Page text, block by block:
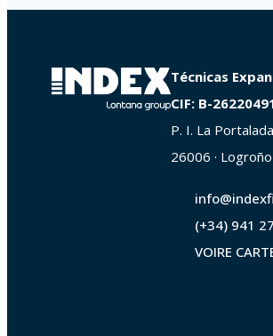
Técnicas
CIF: B-
P. I. La
26006 ·
(+34) 941
VOIRE